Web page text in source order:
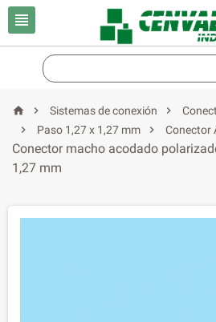

  Sistemas de conexión 

Paso 1,27 x 1,27 mm  Conector
Conector macho acodado
1,27 mm